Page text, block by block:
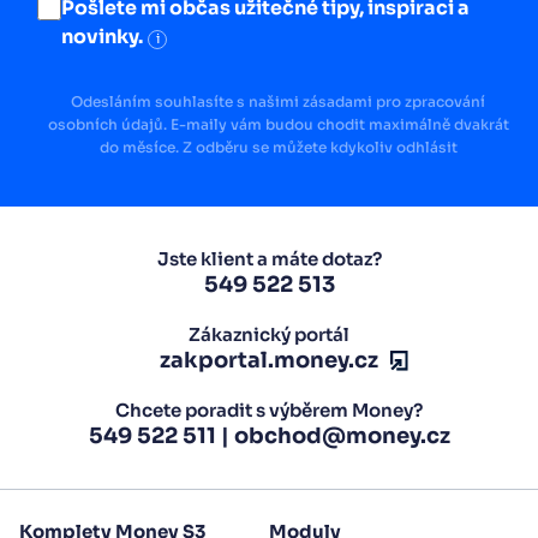
Pošlete mi občas užitečné tipy, inspiraci a
novinky.
i
Odesláním souhlasíte s našimi zásadami pro zpracování
osobních údajů. E-maily vám budou chodit maximálně dvakrát
do měsíce. Z odběru se můžete kdykoliv odhlásit
Jste klient a máte dotaz?
549 522 513
Zákaznický portál
zakportal.money.cz
Chcete poradit s výběrem Money?
549 522 511 | obchod@money.cz
Komplety Money S3 Moduly